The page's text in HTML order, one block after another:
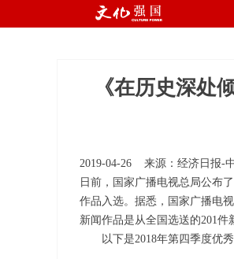
2019-04-26 来源：经济日报-
日前，国家广播电视总局公布
作品入选。据悉，国家广播电
新闻作品是从全国选送的201件
以下是2018年第四季度优秀
《在历史深处